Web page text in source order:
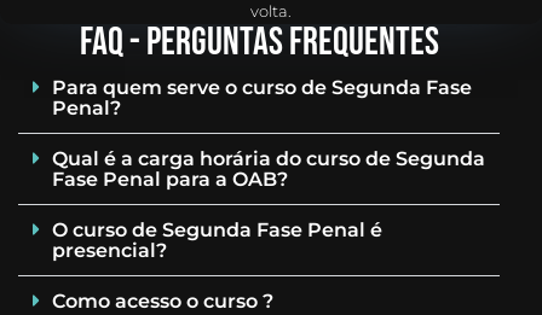
volta.
FAQ - pERGUNTAS FREQUENTES
Para quem serve o curso de Segunda Fase
Penal?
Qual é a carga horária do curso de Segunda
Fase Penal para a OAB?
O curso de Segunda Fase Penal é
presencial?
Como acesso o curso ?